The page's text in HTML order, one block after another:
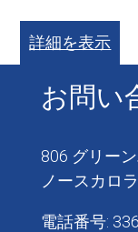
詳細を表示
お問い
806 グリー
ノースカロ
電話番号: